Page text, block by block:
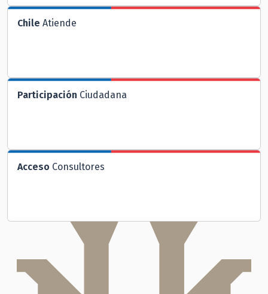
Chile Atiende
Participación Ciudadana
Acceso Consultores